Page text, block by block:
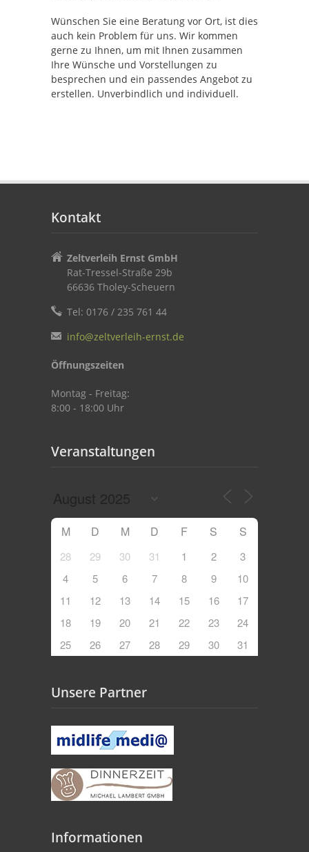
Wünschen Sie eine Beratung vor Ort, ist dies
auch kein Problem für uns. Wir kommen
gerne zu Ihnen, um mit Ihnen zusammen
Ihre Wünsche und Vorstellungen zu
besprechen und ein passendes Angebot zu
erstellen. Unverbindlich und individuell.
Kontakt
Zeltverleih Ernst GmbH
Rat-Tressel-Straße 29b
66636 Tholey-Scheuern
Tel: 0176 / 235 761 44
info@zeltverleih-ernst.de
Öffnungszeiten
Montag - Freitag:
8:00 - 18:00 Uhr
Veranstaltungen
M D M D F S S
28 29 30 31 1 2
3
4
5 6 7 8 9
10
11
12 13 14 15 16
17
18
19 20 21 22 23
24
25
26 27 28 29 30 31
Unsere Partner
Informationen